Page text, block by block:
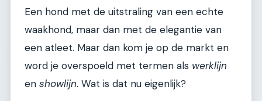
Een hond met de uitstraling van een echte
waakhond, maar dan met de elegantie van
een atleet. Maar dan kom je op de markt en
word je overspoeld met termen als werklijn
en showlijn. Wat is dat nu eigenlijk?